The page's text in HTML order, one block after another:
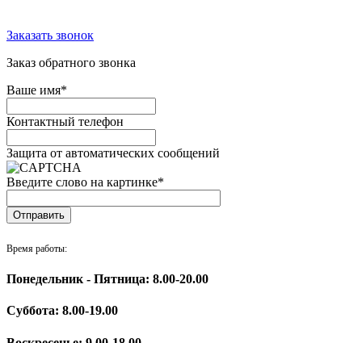
Заказать звонок
Заказ обратного звонка
Ваше имя*
Контактный телефон
Защита от автоматических сообщений
Введите слово на картинке*
Время работы:
Понедельник - Пятница: 8.00-20.00
Суббота: 8.00-19.00